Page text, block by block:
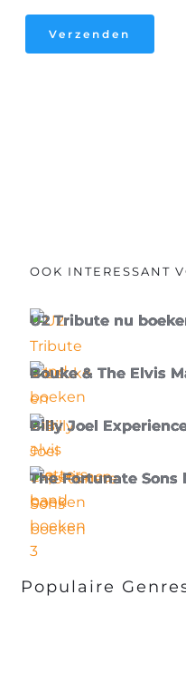
Verzenden
OOK INTERESSANT
U2 Tribute nu
Bouke & The Elvis
Billy Joel
The Fortunate Sons
Populaire